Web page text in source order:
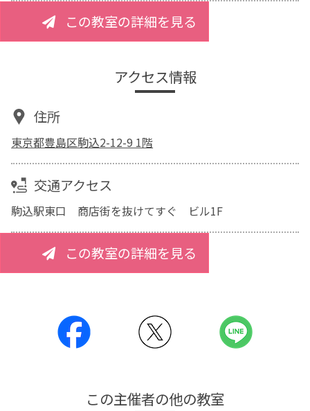
この教室の詳細を見る
アクセス情報
住所
東京都豊島区駒込2-12-9 1階
交通アクセス
駒込駅東口 商店街を抜けてすぐ ビル1F
この教室の詳細を見る
この主催者の他の教室